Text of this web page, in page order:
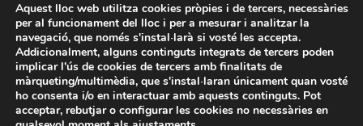
© 2020 Web desarrollada por el Servicio de Informática de Diputación
de Alicante
Aquest lloc web utilitza cookies pròpies i de tercers, necessàries
per al funcionament del lloc i per a mesurar i analitzar la
navegació, que només s'instal·larà si vosté les accepta.
Addicionalment, alguns continguts integrats de tercers poden
implicar l'ús de cookies de tercers amb finalitats de
màrqueting/multimèdia, que s'instal·laran únicament quan vosté
ho consenta i/o en interactuar amb aquests continguts. Pot
acceptar, rebutjar o configurar les cookies no necessàries en